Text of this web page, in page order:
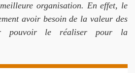
organisation. En effet, le
avoir besoin de la valeur des
pouvoir le réaliser pour la